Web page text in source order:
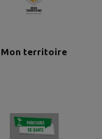
Mon territoire